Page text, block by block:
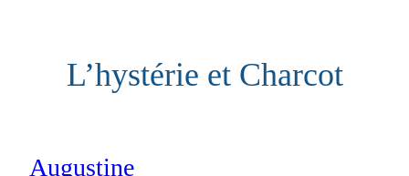
L’hystérie et Charcot
Augustine